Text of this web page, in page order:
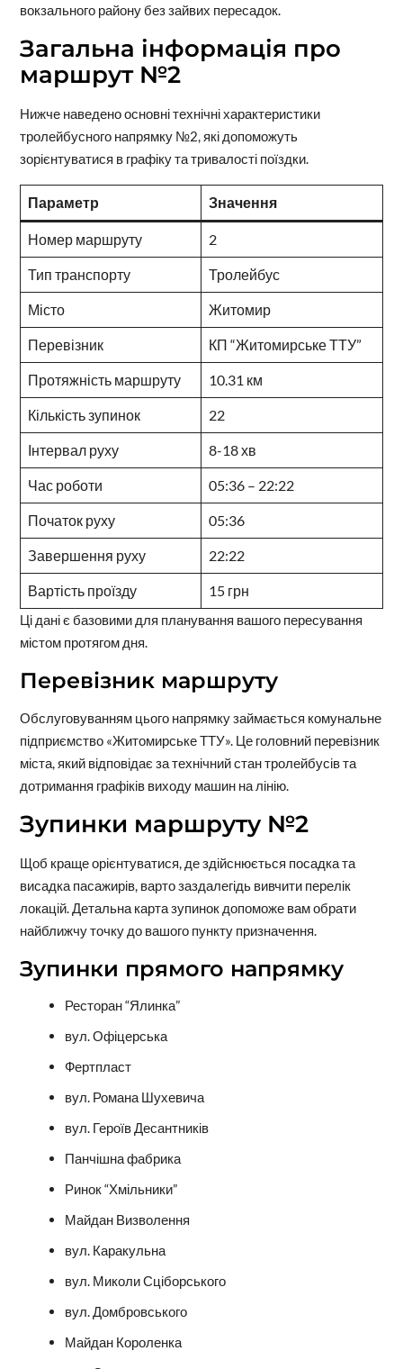
вокзального району без зайвих пересадок.
Загальна інформація про
маршрут №2
Нижче наведено основні технічні характеристики
тролейбусного напрямку №2, які допоможуть
зорієнтуватися в графіку та тривалості поїздки.
Параметр Значення
Номер маршруту 2
Тип транспорту Тролейбус
Місто Житомир
Перевізник КП “Житомирське ТТУ”
Протяжність маршруту 10.31 км
Кількість зупинок 22
Інтервал руху 8-18 хв
Час роботи 05:36 – 22:22
Початок руху 05:36
Завершення руху 22:22
Вартість проїзду 15 грн
Ці дані є базовими для планування вашого пересування
містом протягом дня.
Перевізник маршруту
Обслуговуванням цього напрямку займається комунальне
підприємство «Житомирське ТТУ». Це головний перевізник
міста, який відповідає за технічний стан тролейбусів та
дотримання графіків виходу машин на лінію.
Зупинки маршруту №2
Щоб краще орієнтуватися, де здійснюється посадка та
висадка пасажирів, варто заздалегідь вивчити перелік
локацій. Детальна карта зупинок допоможе вам обрати
найближчу точку до вашого пункту призначення.
Зупинки прямого напрямку
Ресторан “Ялинка”
вул. Офіцерська
Фертпласт
вул. Романа Шухевича
вул. Героїв Десантників
Панчішна фабрика
Ринок “Хмільники”
Майдан Визволення
вул. Каракульна
вул. Миколи Сціборського
вул. Домбровського
Майдан Короленка